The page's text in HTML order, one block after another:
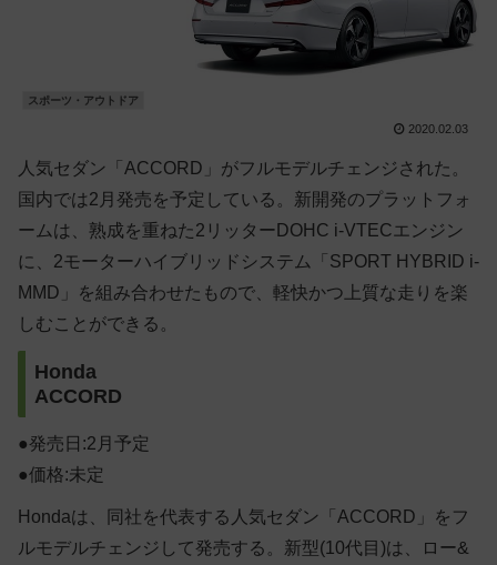
スポーツ・アウトドア
2020.02.03
人気セダン「ACCORD」がフルモデルチェンジされた。
国内では2月発売を予定している。新開発のプラットフォ
ームは、熟成を重ねた2リッターDOHC i-VTECエンジン
に、2モーターハイブリッドシステム「SPORT HYBRID i-
MMD」を組み合わせたもので、軽快かつ上質な走りを楽
しむことができる。
Honda
ACCORD
●発売日:2月予定
●価格:未定
Hondaは、同社を代表する人気セダン「ACCORD」をフ
ルモデルチェンジして発売する。新型(10代目)は、ロー&